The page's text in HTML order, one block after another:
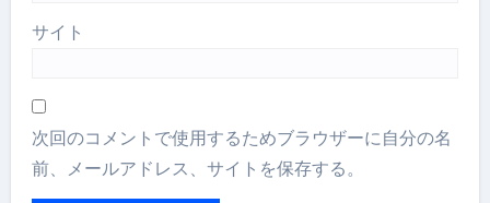
サイト
次回のコメントで使用するためブラウザーに自分の名
前、メールアドレス、サイトを保存する。